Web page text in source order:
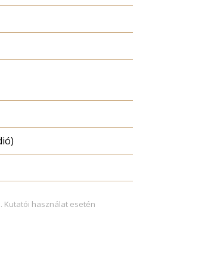
Kutatói használat esetén